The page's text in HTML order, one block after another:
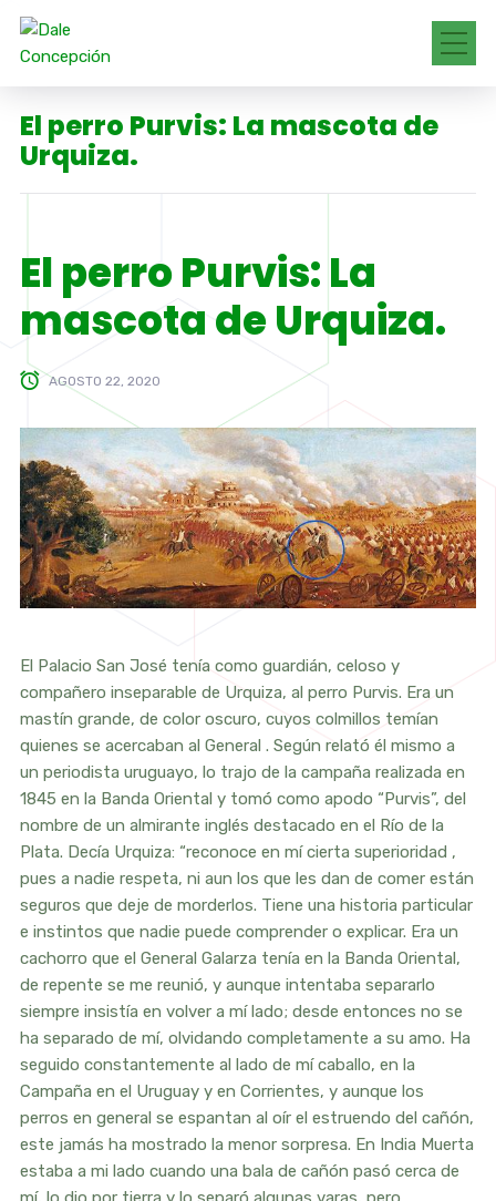
El perro Purvis: La mascota de
Urquiza.
El perro Purvis: La
mascota de Urquiza.
AGOSTO 22, 2020
El Palacio San José tenía como guardián, celoso y
compañero inseparable de Urquiza, al perro Purvis. Era un
mastín grande, de color oscuro, cuyos colmillos temían
quienes se acercaban al General . Según relató él mismo a
un periodista uruguayo, lo trajo de la campaña realizada en
1845 en la Banda Oriental y tomó como apodo “Purvis”, del
nombre de un almirante inglés destacado en el Río de la
Plata. Decía Urquiza: “reconoce en mí cierta superioridad ,
pues a nadie respeta, ni aun los que les dan de comer están
seguros que deje de morderlos. Tiene una historia particular
e instintos que nadie puede comprender o explicar. Era un
cachorro que el General Galarza tenía en la Banda Oriental,
de repente se me reunió, y aunque intentaba separarlo
siempre insistía en volver a mí lado; desde entonces no se
ha separado de mí, olvidando completamente a su amo. Ha
seguido constantemente al lado de mí caballo, en la
Campaña en el Uruguay y en Corrientes, y aunque los
perros en general se espantan al oír el estruendo del cañón,
este jamás ha mostrado la menor sorpresa. En India Muerta
estaba a mi lado cuando una bala de cañón pasó cerca de